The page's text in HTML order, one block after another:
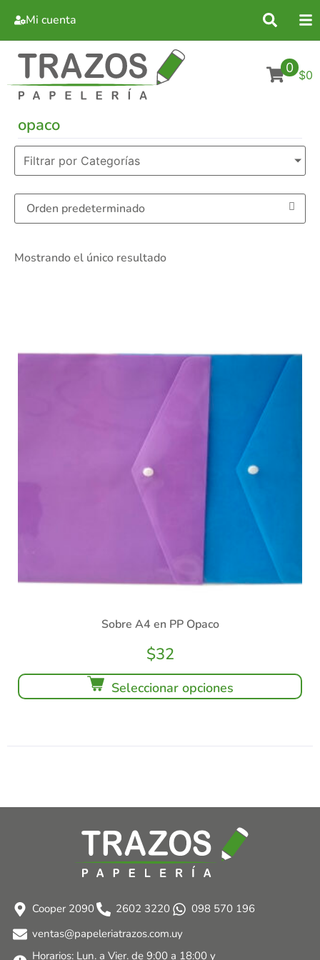
Mi cuenta
0 $0
opaco
Filtrar por Categorías
Mostrando el único resultado
Sobre A4 en PP Opaco
$32
Seleccionar opciones
Cooper 2090 2602 3220
098 570 196
ventas@papeleriatrazos.com.uy
Horarios: Lun. a Vier. de 9:00 a 18:00 y